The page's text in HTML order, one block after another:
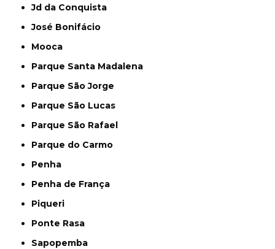
Jd da Conquista
José Bonifácio
Mooca
Parque Santa Madalena
Parque São Jorge
Parque São Lucas
Parque São Rafael
Parque do Carmo
Penha
Penha de França
Piqueri
Ponte Rasa
Sapopemba